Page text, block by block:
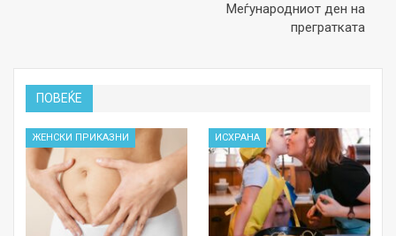
Меѓународниот ден на
прегратката
ПОВЕЌЕ
ЖЕНСКИ ПРИКАЗНИ ИСХРАНА